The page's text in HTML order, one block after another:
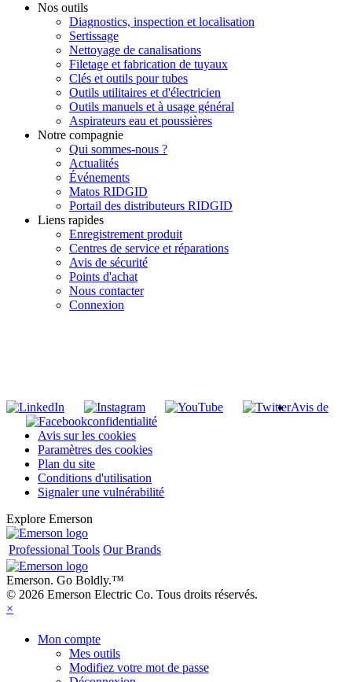
Nos outils
Diagnostics, inspection et localisation
Sertissage
Nettoyage de canalisations
Filetage et fabrication de tuyaux
Clés et outils pour tubes
Outils utilitaires et d'électricien
Outils manuels et à usage général
Aspirateurs eau et poussières
Notre compagnie
Qui sommes-nous ?
Actualités
Événements
Matos RIDGID
Portail des distributeurs RIDGID
Liens rapides
Enregistrement produit
Centres de service et réparations
Avis de sécurité
Points d'achat
Nous contacter
Connexion
Avis de
confidentialité
Avis sur les cookies
Paramètres des cookies
Plan du site
Conditions d'utilisation
Signaler une vulnérabilité
Explore Emerson
Professional Tools Our Brands
Emerson. Go Boldly.™
© 2026 Emerson Electric Co. Tous droits réservés.
×
Mon compte
Mes outils
Modifiez votre mot de passe